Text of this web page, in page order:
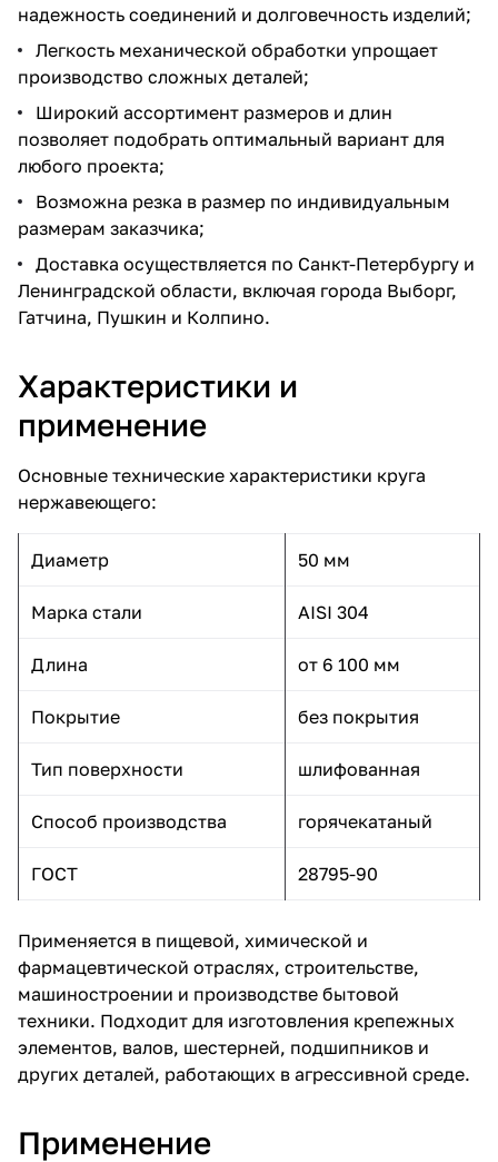
надежность соединений и долговечность изделий;
Легкость механической обработки упрощает
производство сложных деталей;
Широкий ассортимент размеров и длин
позволяет подобрать оптимальный вариант для
любого проекта;
Возможна резка в размер по индивидуальным
размерам заказчика;
Доставка осуществляется по Санкт-Петербургу и
Ленинградской области, включая города Выборг,
Гатчина, Пушкин и Колпино.
Характеристики и
применение
Основные технические характеристики круга
нержавеющего:
Диаметр 50 мм
Марка стали AISI 304
Длина от 6 100 мм
Покрытие без покрытия
Тип поверхности шлифованная
Способ производства горячекатаный
ГОСТ 28795-90
Применяется в пищевой, химической и
фармацевтической отраслях, строительстве,
машиностроении и производстве бытовой
техники. Подходит для изготовления крепежных
элементов, валов, шестерней, подшипников и
других деталей, работающих в агрессивной среде.
Применение